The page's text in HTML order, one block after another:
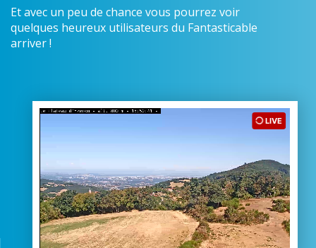
Et avec un peu de chance vous pourrez voir
quelques heureux utilisateurs du Fantasticable
arriver !